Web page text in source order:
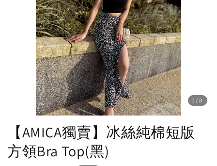
1 /8
【AMICA獨賣】冰絲純棉短版
方領Bra Top(黑)